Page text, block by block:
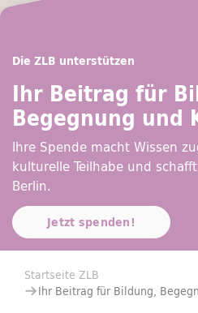
Die ZLB unterstützen
Ihr Beitrag für
Begegnung und
Ihre Spende macht Wissen
kulturelle Teilhabe und
Berlin.
Jetzt spenden!
Sie befinden sich hier:
Startseite ZLB
Ihr Beitrag für Bildung,